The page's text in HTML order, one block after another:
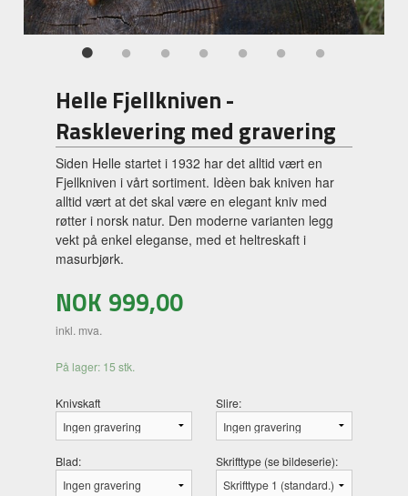
Helle Fjellkniven -
Rasklevering med gravering
Siden Helle startet i 1932 har det alltid vært en
Fjellkniven i vårt sortiment. Idèen bak kniven har
alltid vært at det skal være en elegant kniv med
røtter i norsk natur. Den moderne varianten legg
vekt på enkel eleganse, med et heltreskaft i
masurbjørk.
NOK 999,00
inkl. mva.
På lager: 15 stk.
Knivskaft Slire:
Blad: Skrifttype (se bildeserie):